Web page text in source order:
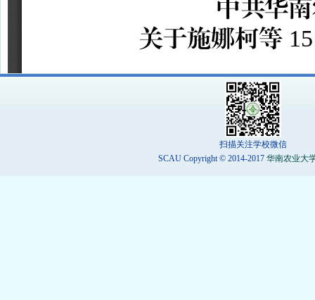
扫描关注学校微信
SCAU Copyright © 2014-2017 华南农业大